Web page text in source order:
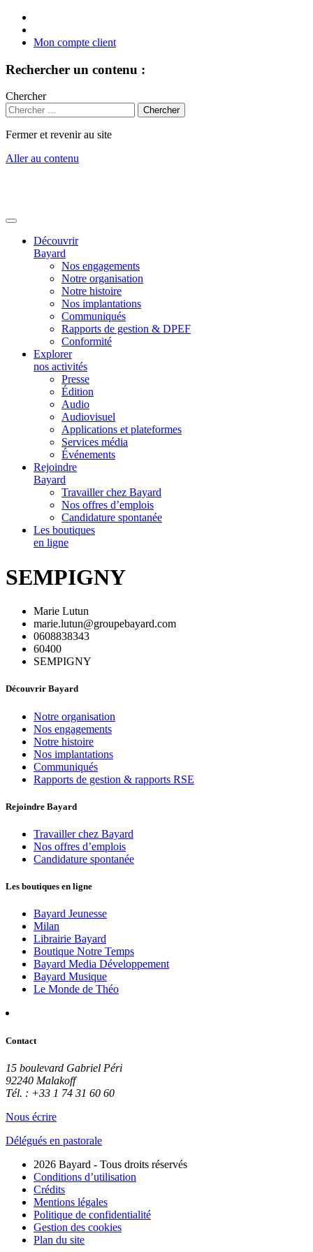
Mon compte client
Rechercher un contenu :
Chercher
Fermer et revenir au site
Aller au contenu
Découvrir
Bayard
Nos engagements
Notre organisation
Notre histoire
Nos implantations
Communiqués
Rapports de gestion & DPEF
Conformité
Explorer
nos activités
Presse
Édition
Audio
Audiovisuel
Applications et plateformes
Services média
Événements
Rejoindre
Bayard
Travailler chez Bayard
Nos offres d’emplois
Candidature spontanée
Les boutiques
en ligne
SEMPIGNY
Marie Lutun
marie.lutun@groupebayard.com
0608838343
60400
SEMPIGNY
Découvrir Bayard
Notre organisation
Nos engagements
Notre histoire
Nos implantations
Communiqués
Rapports de gestion & rapports RSE
Rejoindre Bayard
Travailler chez Bayard
Nos offres d’emplois
Candidature spontanée
Les boutiques en ligne
Bayard Jeunesse
Milan
Librairie Bayard
Boutique Notre Temps
Bayard Media Développement
Bayard Musique
Le Monde de Théo
Contact
15 boulevard Gabriel Péri
92240 Malakoff
Tél. : +33 1 74 31 60 60
Nous écrire
Délégués en pastorale
2026 Bayard - Tous droits réservés
Conditions d’utilisation
Crédits
Mentions légales
Politique de confidentialité
Gestion des cookies
Plan du site